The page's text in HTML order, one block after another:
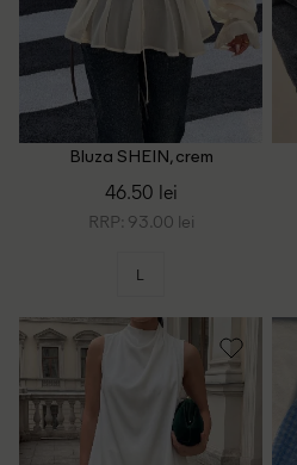
Bluza SHEIN, crem
46.50 lei
RRP: 93.00 lei
L